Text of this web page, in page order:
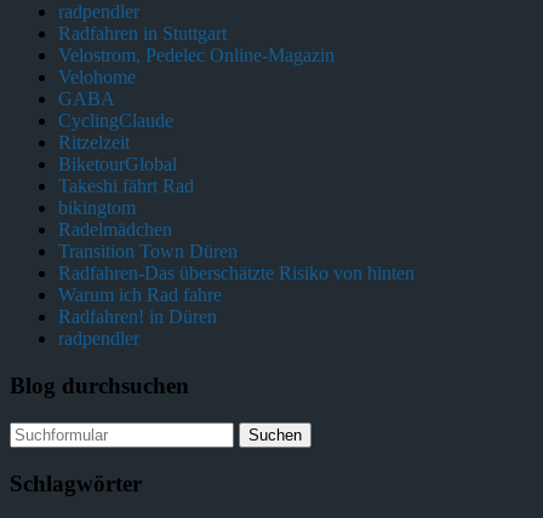
radpendler
Radfahren in Stuttgart
Velostrom, Pedelec Online-Magazin
Velohome
GABA
CyclingClaude
Ritzelzeit
BiketourGlobal
Takeshi fährt Rad
bikingtom
Radelmädchen
Transition Town Düren
Radfahren-Das überschätzte Risiko von hinten
Warum ich Rad fahre
Radfahren! in Düren
radpendler
Blog durchsuchen
Schlagwörter